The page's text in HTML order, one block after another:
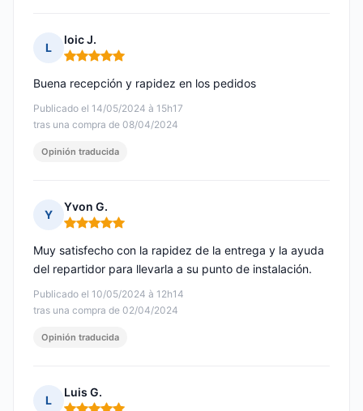
L
loic J.
Nota: 5 de 5
Publicado el 14/05/2024 à 15h17
tras una compra de 08/04/2024
Buena recepción y rapidez en los pedidos
Opinión traducida
Y
Yvon G.
Nota: 5 de 5
Publicado el 10/05/2024 à 12h14
tras una compra de 02/04/2024
Muy satisfecho con la rapidez de la entrega y la ayuda
del repartidor para llevarla a su punto de instalación.
Opinión traducida
L
Luis G.